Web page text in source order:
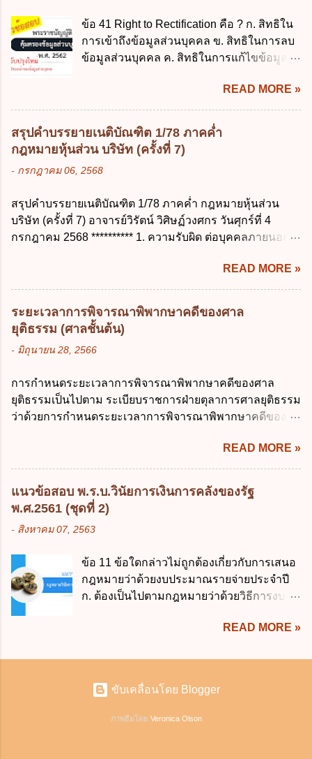
การเปิดเรียนภาคต้น ถ้าสถานศึกษายังมิไ...
ราชการ พ.ศ. 2562 ออกโดยอาศัยกฎหมาย
แม่บทใด ก. พระราชบัญญัติวิธีการงบ
ประมาณ พ.ศ. 2561 ข. พระราชบัญญัติวินัย
บัญญัติเงินคงคลัง พ.ศ. 2491 ง. ระเบียบ
กระทรวงการคลัง ว่าด้วยการเบิกเงินจากคลัง
การรับเงิน การจ่ายเงิน การเก็บรักษาเงิน และ
การนำเงินส่งคลัง พ.ศ. 2562 ข้อ 3 ส่วน
สำรองจ่ายได้แห่งละไม่เกินเท่าใร ก. 100,000
บาท ข. 50,000 บาท ค. 30,000 บาท ง. 10,000
บาท ข้อ 4 ดอกเบี้ยที่เกิดจากการนำเงินทดรอง
ข้อ 41 Right to Rectification คือ ? ก. สิทธิใน
การเข้าถึงข้อมูลส่วนบุคคล ข. สิทธิในการลบ
ข้อมูลส่วนบุคคล ค. สิทธิในการแก้ไขข้อมูล
การประมวลผลข้อมูลส่วนบุคคล ข้อ 42 ผู้
ควบคุมข้อมูลส่วนบุคคลต้องแก้ไขข้อมูลส่วน
บุคคลตามหลักการข้อใด ก. ถูกต้อง เป็น
ปัจจุบัน ข. สมบูรณ์ ค. ไม่ก่อให้เกิดความ
เข้าใจผิด ง. ถูกทุกข้อ ข้อ 43 มาตรการทาง
กฎหมายคุ้มครองข้อมูลส่วนบุคคล ในกรณีผู้
ข้อมูลส่วนบุคคลให้ถูกต้อง ก. ร้องทุกข์ ข. ร้อง
เรียน ค. อุทธรณ์ ง. ฟ้องร้อง ข้อ 44 หลักการ
สำคัญของสิทธิในการลบข้อมูลส่วนบุคคล คือ
ลบข้อมูลส่วนบุคคล ข. ขอให้ทำลายข้อมูล
ส่วนบุคคล ค. ทำให้ข้อมูลส่วนบุคคลไม่
สามารถระบุถึงตนได้ ง. ถูกทุกข้อ ข้อ 45
เงื่อนไข ในการใช้สิทธิลบข้อมูลส่วนบุคคล ข้อ
ส่วนบุคคลที่ไม่สมบูรณ์ ค. เจ้าของข้อมูลส่วน
บุคคลถอนความยินยอมในการเก็บรวบรวม
ใช้หรือเปิดเผยข้อมูลส่วนบุคคล ง. ข้อมูลส่วน
READ MORE »
สรุปคำบรรยายเนติบัณฑิต 1/78 ภาคค่ำ
กฎหมายหุ้นส่วน บริษัท (ครั้งที่ 7)
- กรกฎาคม 06, 2568
สรุปคำบรรยายเนติบัณฑิต 1/78 ภาคค่ำ กฎหมายหุ้นส่วน
บริษัท (ครั้งที่ 7) อาจารย์วิรัตน์ วิศิษฏ์วงศกร วันศุกร์ที่ 4
กรกฎาคม 2568 ********** 1. ความรับผิด ต่อบุคคลภายนอก
คนใดคนหนึ่งได้จัดทำไปในทางที่เป็น ธรรมดาการค้าขาย
ของห้างหุ้นส่วน ม.1050 , 1025 โดยพิจารณาตามสภาพแห่ง
กิจการ การงานของห้าง และประเพณีทางการค้า -หุ้นส่วน
ต้องจัดการในนามของห้าง ไม่ว่าจะมีมูลเหตุจูงใจเพราะทุจริต
หรือมีอำนาจจัดการหรือไม่ก็ตาม จึงเป็นไปตามหลักกฎหมาย
ปิดปากหุ้นส่วนคนอื่น และหลักลูกหนี้ร่วมตามม.291 เพื่อ
เกิดมูลหนี้ใดก็ตาม รวมถึงมูลละเมิด 1.1) กรณีห้างหุ้นส่วน
สามัญจดทะเบียน เมื่อห้าง ผิดนัด ชำระหนี้ เจ้าหนี้ของห้างฯ
ชอบที่จะเรียกให้ชำระหนี้เอาแต่ผู้เป็นหุ้นส่วนคนใคคนหนึ่ง
ห้างยังมีพอที่จะชำระหนี้ได้ และการที่จะบังคับเอาแก่ห้างนั้น
ไม่เป็นการยาก ซึ่งแล้วแต่ศาลจะเห็นสมควร ม.1071 (ต่างกับ
กรณีค้ำประกัน ม.689 ศาลใช้ดุลพินิจไม่ได้) 1.2) กรณีห้างหุ้น
ส่วน...
READ MORE »
ระยะเวลาการพิจารณาพิพากษาคดีของศาล
ยุติธรรม (ศาลชั้นต้น)
- มิถุนายน 28, 2566
การกำหนดระยะเวลาการพิจารณาพิพากษาคดีของศาล
ยุติธรรมเป็นไปตาม ระเบียบราชการฝ่ายตุลาการศาลยุติธรรม
ว่าด้วยการกำหนดระยะเวลาการพิจารณาพิพากษาคดีของ
ไว้เป็นอย่างอื่น ซึ่งมีผลใช้บังคับตั้งแต่วันที่ 24 มกราคม 2566
เป็นต้นไป โดยในส่วนของศาลชั้นต้นมีสาระสำคัญ ดังนี้ เพื่อ
ประโยชน์ในการบริหารจัดการคดี ให้จำแนกลักษณะหรือ
ประเภทคดีออกเป็น 3 ประเภท ดังนี้ (1) คดีจัดการพิเศษ คือ
คดีลักษณะที่ไม่มีความยุ่งยากซับซ้อนและมีแนวโน้มที่จะ
พิจารณาให้เสร็จได้ภายในนัดเดียว หรือในวันหนึ่งสามารถ
แทนการสืบพยานได้ หรือคดีประเภทอื่นที่ผู้รับผิดชอบใน
ราชการของศาลเห็นสมควรให้ดำเนินการอย่างคดีจัดการ
พิเศษ โดย ศาลจะพิจารณาพิพากษาคดีให้แล้วเสร็จ ภายใน 6
เดือน นับแต่วันรับฟ้อง ดังนี้ (ก) คดีแพ่ง 1) คดีมโนสาเร่
คดีไม่มีข้อยุ่งยาก หรือคดีผู้บริโภค ไม่ว่าจำเลยจะยื่นคำ
READ MORE »
แนวข้อสอบ พ.ร.บ.วินัยการเงินการคลังของรัฐ
พ.ศ.2561 (ชุดที่ 2)
- สิงหาคม 07, 2563
ข้อ 11 ข้อใดกล่าวไม่ถูกต้องเกี่ยวกับการเสนอ
กฎหมายว่าด้วยงบประมาณรายจ่ายประจำปี
ก. ต้องเป็นไปตามกฎหมายว่าด้วยวิธีการงบ
ประโยชน์ที่คาดว่าจะได้รับจากการจ่ายเงิน ค.
ปีงบประมาณเท่านั้น ง. ต้องสอดคล้องกับ
ยุทธศาสตร์ชาติ ข้อ 12 พระราชบัญญัติวินัย
การเงินการคลังของรัฐ พ.ศ.2561 มีผลบังคับ
ใช้ตั้งแต่เมื่อใด ก. 19 เมษายน 2561 ข. 20
READ MORE »
ขับเคลื่อนโดย Blogger
ภาพธีมโดย Veronica Olson